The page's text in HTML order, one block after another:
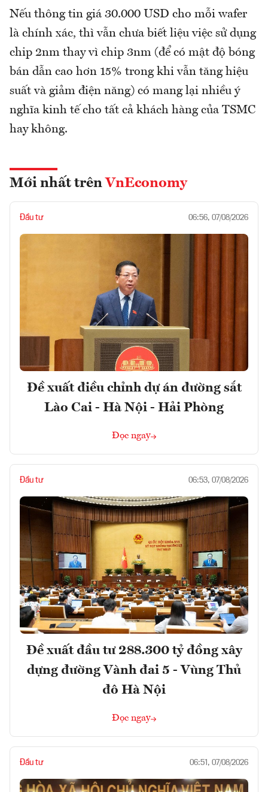
Nếu thông tin giá 30.000 USD cho mỗi wafer
là chính xác, thì vẫn chưa biết liệu việc sử dụng
chip 2nm thay vì chip 3nm (để có mật độ bóng
bán dẫn cao hơn 15% trong khi vẫn tăng hiệu
suất và giảm điện năng) có mang lại nhiều ý
nghĩa kinh tế cho tất cả khách hàng của TSMC
hay không.
Mới nhất trên VnEconomy
Đầu tư 06:56, 07/08/2026
Đề xuất điều chỉnh dự án đường sắt
Lào Cai - Hà Nội - Hải Phòng
Đọc ngay
Đầu tư 06:53, 07/08/2026
Đề xuất đầu tư 288.300 tỷ đồng xây
dựng đường Vành đai 5 - Vùng Thủ
đô Hà Nội
Đọc ngay
Đầu tư 06:51, 07/08/2026